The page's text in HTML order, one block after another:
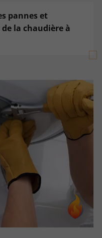
pannes et
la chaudière à